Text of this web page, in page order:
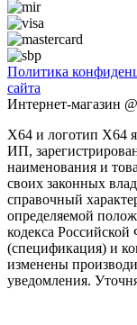
Политика
сайта
Интернет-магазин
X64 и логотип X64
ИП,
наименования и
своих законных
справочный
определяемой
кодекса
(спецификация) и
изменены
уведомления.